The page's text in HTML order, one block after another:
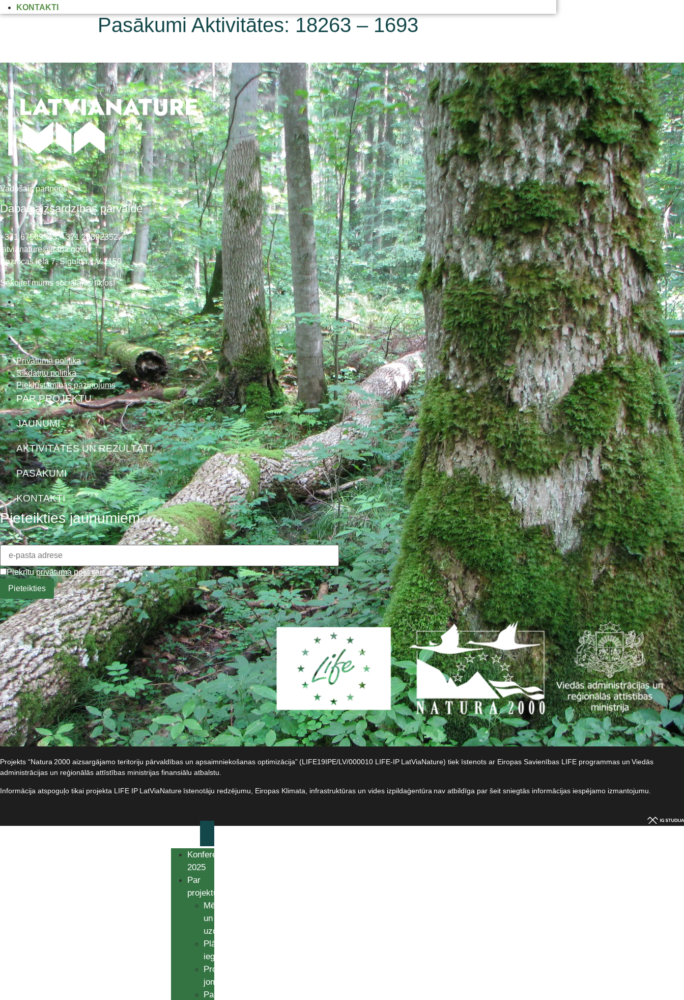
KONTAKTI
Pasākumi Aktivitātes: 18263 – 1693
Vadošais partneris:
Dabas aizsardzības pārvalde
+371 67509545,+371 26392352
latvianature@daba.gov.lv
Baznīcas iela 7, Sigulda, LV-2150
Sekojiet mums sociālajos tīklos!
Privātuma politika
Sīkdatņu politika
Piekļūstamības paziņojums
PAR PROJEKTU
JAUNUMI
AKTIVITĀTES UN REZULTĀTI
PASĀKUMI
KONTAKTI
Pieteikties jaunumiem
Piekrītuprivātuma politikai.
Projekts “Natura 2000 aizsargājamo teritoriju pārvaldības un apsaimniekošanas optimizācija” (LIFE19IPE/LV/000010 LIFE-IP LatViaNature) tiek īstenots ar Eiropas Savienības LIFE programmas un Viedās
administrācijas un reģionālās attīstības ministrijas finansiālu atbalstu.​
Informācija atspoguļo tikai projekta LIFE IP LatViaNature īstenotāju redzējumu, Eiropas Klimata, infrastruktūras un vides izpildaģentūra nav atbildīga par šeit sniegtās informācijas iespējamo izmantojumu.​
Konference
2025
Par
projektu
Mērķi
un
uzdevumi
Plānotie
ieguvumi
Projekta
jomas
Partnerība